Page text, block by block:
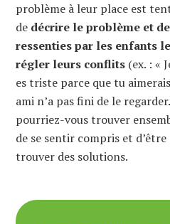
problème à leur place est
de décrire le problème et
ressenties par les enfants
régler leurs conflits (ex. : «
es triste parce que tu
ami n’a pas fini de le
pourriez-vous trouver
de se sentir compris et
trouver des solutions.